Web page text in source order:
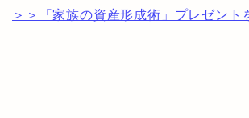
＞＞「家族の資産形成術」プレゼント